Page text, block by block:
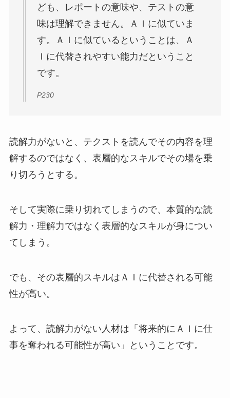
ども、レポートの意味や、テストの意
味は理解できません。ＡＩに似ていま
す。ＡＩに似ているということは、Ａ
Ｉに代替されやすい能力だということ
です。
P230
読解力がないと、テクストを読んでその内容を理
解するのではなく、表層的なスキルでその場を乗
り切ろうとする。
そして実際に乗り切れてしまうので、本質的な読
解力・理解力ではなく表層的なスキルが身につい
てしまう。
でも、その表層的スキルはＡＩに代替される可能
性が高い。
よって、読解力がない人材は「将来的にＡＩに仕
事を奪われる可能性が高い」ということです。